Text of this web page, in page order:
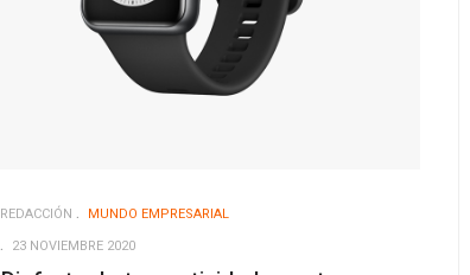
REDACCIÓN
MUNDO EMPRESARIAL
23 NOVIEMBRE 2020